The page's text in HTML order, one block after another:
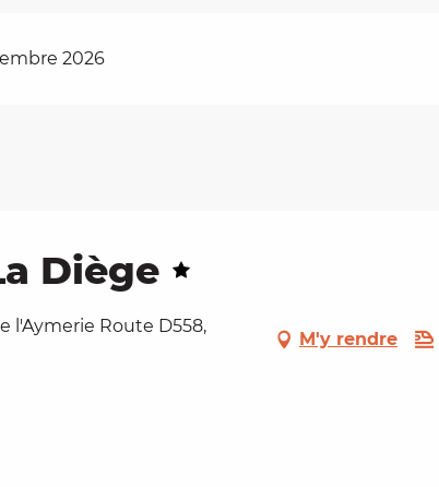
2026
Diège
l'Aymerie Route D558,
M'y rendre